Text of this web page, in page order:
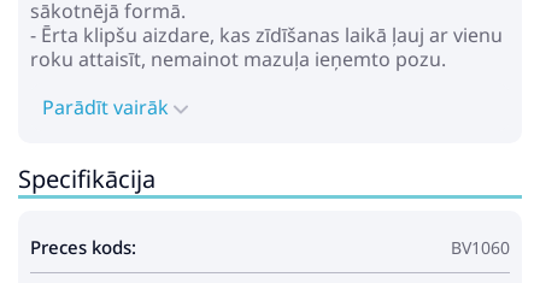
sākotnējā formā.
- Ērta klipšu aizdare, kas zīdīšanas laikā ļauj ar vienu
roku attaisīt, nemainot mazuļa ieņemto pozu.
Parādīt vairāk
Specifikācija
Preces kods: BV1060